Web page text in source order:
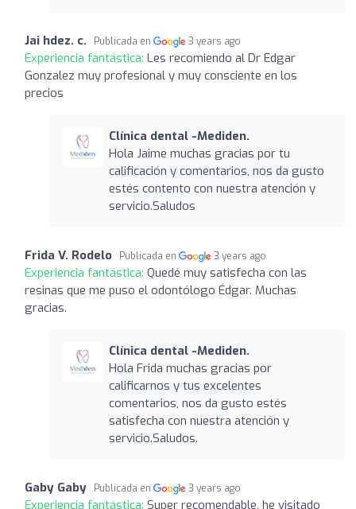
Jai hdez. c. Publicada en 3 years ago
Experiencia fantástica: Les recomiendo al Dr Edgar
Gonzalez muy profesional y muy consciente en los
precios
Clínica dental -Mediden.
Hola Jaime muchas gracias por tu
calificación y comentarios, nos da gusto
estés contento con nuestra atención y
servicio.Saludos
Frida V. Rodelo Publicada en 3 years ago
Experiencia fantástica: Quedé muy satisfecha con las
resinas que me puso el odontólogo Édgar. Muchas
gracias.
Clínica dental -Mediden.
Hola Frida muchas gracias por
calificarnos y tus excelentes
comentarios, nos da gusto estés
satisfecha con nuestra atención y
servicio.Saludos.
Gaby Gaby Publicada en 3 years ago
Experiencia fantástica: Super recomendable, he visitado